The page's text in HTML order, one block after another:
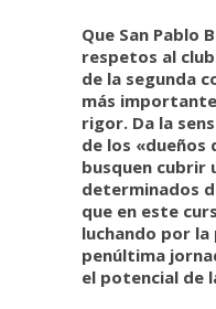
Que San Pablo
respetos al
de la segunda
más
rigor. Da la
de los «dueños
busquen cubrir
determinados
que en este
luchando por la
penúltima
el potencial de